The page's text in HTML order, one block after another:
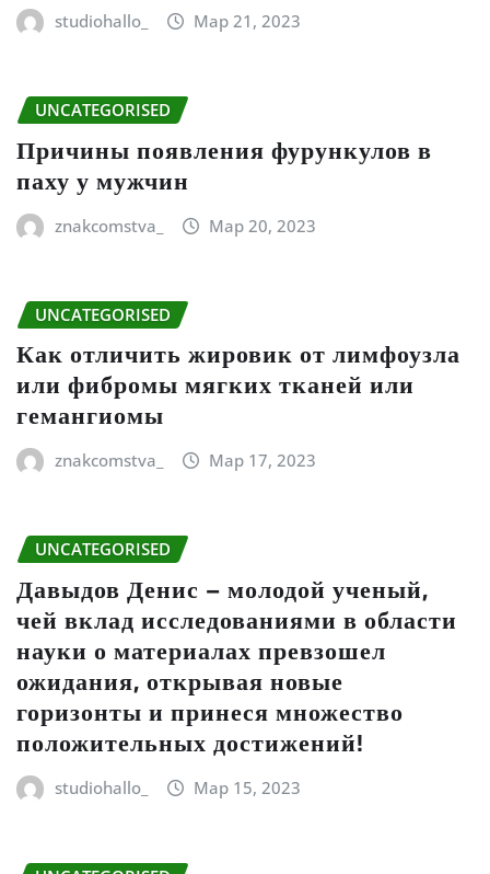
studiohallo_ Мар 21, 2023
UNCATEGORISED
Причины появления фурункулов в
паху у мужчин
znakcomstva_ Мар 20, 2023
UNCATEGORISED
Как отличить жировик от лимфоузла
или фибромы мягких тканей или
гемангиомы
znakcomstva_ Мар 17, 2023
UNCATEGORISED
Давыдов Денис – молодой ученый,
чей вклад исследованиями в области
науки о материалах превзошел
ожидания, открывая новые
горизонты и принеся множество
положительных достижений!
studiohallo_ Мар 15, 2023